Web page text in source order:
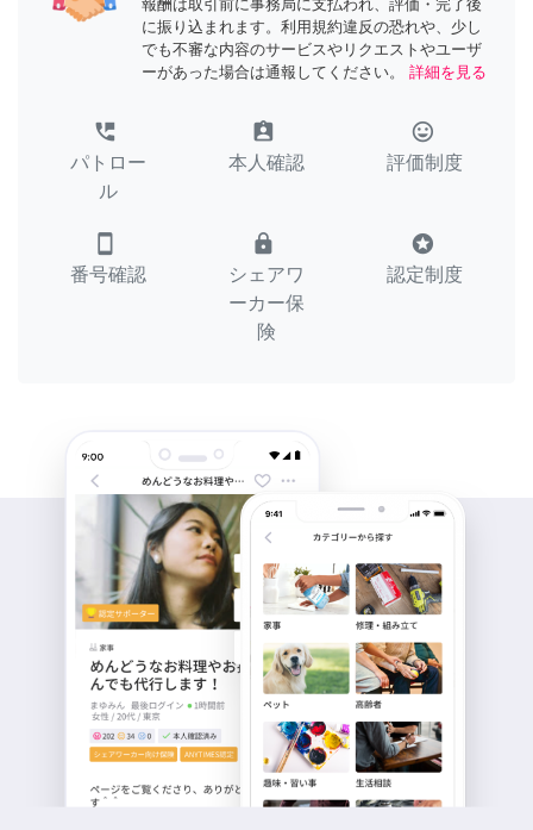
報酬は取引前に事務局に支払われ、評価・完了後
に振り込まれます。利用規約違反の恐れや、少し
でも不審な内容のサービスやリクエストやユーザ
ーがあった場合は通報してください。
詳細を見る
perm_phone_msg
パトロー
ル
assignment_ind
本人確認
tag_faces
評価制度
smartphone
番号確認
lock
シェアワ
ーカー保
険
stars
認定制度